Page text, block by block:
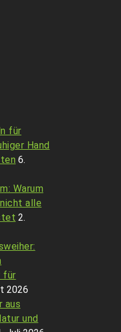
für
Hand
6.
Warum
alle
2.
für
2026
aus
und